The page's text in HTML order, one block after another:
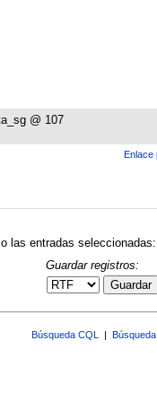
@ 107
Enlace
las entradas seleccionadas:
Guardar registros:
Guardar
Búsqueda CQL